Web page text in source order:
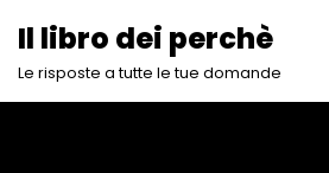
Vai
Il libro dei perchè
Le risposte a tutte le tue domande